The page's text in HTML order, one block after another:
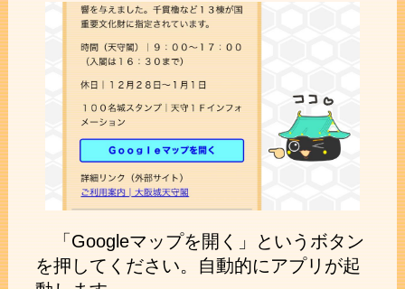
「Googleマップを開く」というボタン
を押してください。自動的にアプリが起